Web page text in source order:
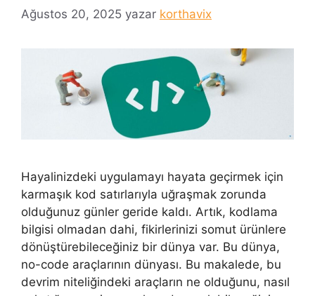
Ağustos 20, 2025 yazar korthavix
Hayalinizdeki uygulamayı hayata geçirmek için
karmaşık kod satırlarıyla uğraşmak zorunda
olduğunuz günler geride kaldı. Artık, kodlama
bilgisi olmadan dahi, fikirlerinizi somut ürünlere
dönüştürebileceğiniz bir dünya var. Bu dünya,
no-code araçlarının dünyası. Bu makalede, bu
devrim niteliğindeki araçların ne olduğunu, nasıl